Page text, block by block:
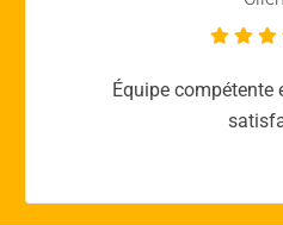
Merci yellow365.work